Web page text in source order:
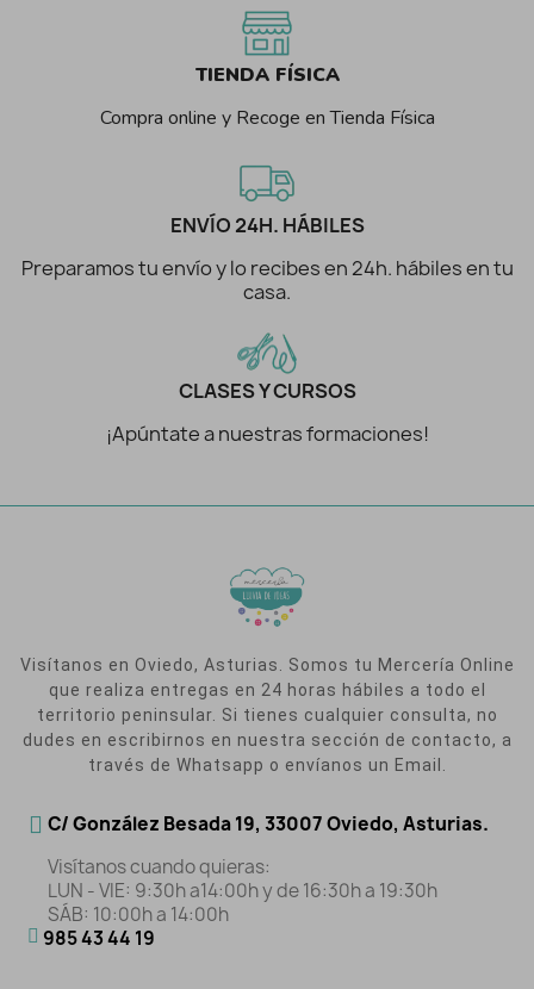
TIENDA FÍSICA
Compra online y Recoge en Tienda Física
ENVÍO 24H. HÁBILES
Preparamos tu envío y lo recibes en 24h. hábiles en tu
casa.
CLASES Y CURSOS
¡Apúntate a nuestras formaciones!
Visítanos en Oviedo, Asturias. Somos tu Mercería Online
que realiza entregas en 24 horas hábiles a todo el
territorio peninsular. Si tienes cualquier consulta, no
dudes en escribirnos en nuestra sección de contacto, a
través de Whatsapp o envíanos un Email.
C/ González Besada 19, 33007 Oviedo, Asturias.
Visítanos cuando quieras:
LUN - VIE: 9:30h a14:00h y de 16:30h a 19:30h
SÁB: 10:00h a 14:00h
985 43 44 19